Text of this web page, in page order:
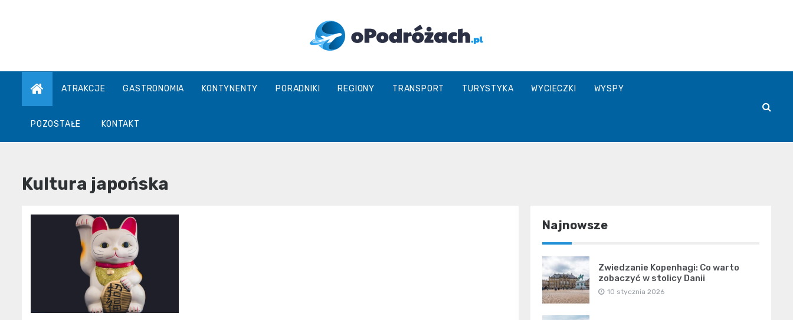
O
ATRAKCJE GASTRONOMIA KONTYNENTY PORADNIKI REGIONY TRANSPORT TURYSTYKA WYCIECZKI WYSPY
POZOSTAŁE KONTAKT
Kultura japońska
Najnowsze
Zwiedzanie Kopenhagi: Co warto
zobaczyć w stolicy Danii
10 stycznia 2026